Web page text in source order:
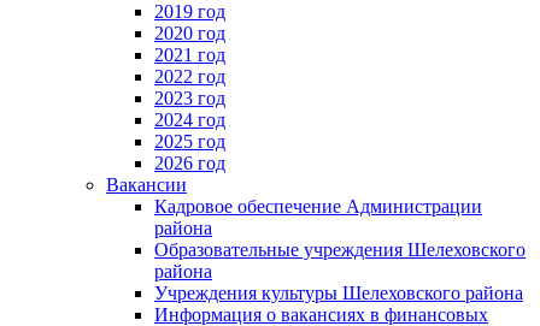
2019 год
2020 год
2021 год
2022 год
2023 год
2024 год
2025 год
2026 год
Вакансии
Кадровое обеспечение Администрации
района
Образовательные учреждения Шелеховского
района
Учреждения культуры Шелеховского района
Информация о вакансиях в финансовых